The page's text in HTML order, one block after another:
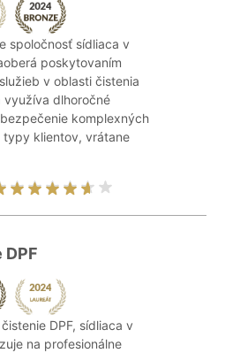
spoločnosť sídliaca v
poskytovaním
v oblasti čistenia
využíva dlhoročné
komplexných
typy klientov, vrátane
DPF, sídliaca v
na profesionálne